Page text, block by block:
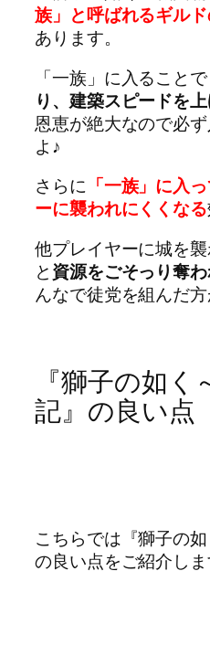
族」と呼ばれるギル
あります。
「一族」に入ることで
り、建築スピードを
恩恵が絶大なので必
よ♪
さらに 「一族」に入
ーに襲われにくくなる
他プレイヤーに城を
と資源をごそっり奪
んなで徒党を組んだ
『獅子の如
記』の良い点
こちらでは『獅子の
の良い点をご紹介しま